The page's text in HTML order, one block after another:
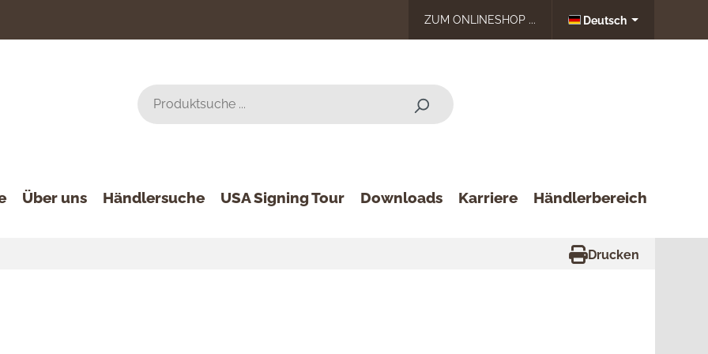
ZUM ONLINESHOP ... Deutsch
Über uns Händlersuche USA Signing Tour Downloads Karriere Händlerbereich
Drucken